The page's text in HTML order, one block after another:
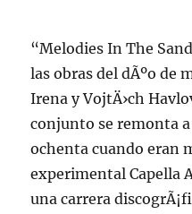
“Melodies In The
las obras del dÃºo de
Irena y VojtÄ›ch
conjunto se remonta
ochenta cuando eran
experimental Capella
una carrera